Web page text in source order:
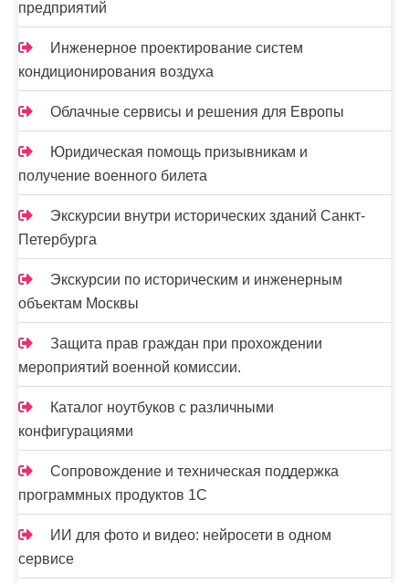
и
с
я
м
предприятий
Инженерное проектирование систем
кондиционирования воздуха
Облачные сервисы и решения для Европы
Юридическая помощь призывникам и
получение военного билета
Экскурсии внутри исторических зданий Санкт-
Петербурга
Экскурсии по историческим и инженерным
объектам Москвы
Защита прав граждан при прохождении
мероприятий военной комиссии.
Каталог ноутбуков с различными
конфигурациями
Сопровождение и техническая поддержка
программных продуктов 1С
ИИ для фото и видео: нейросети в одном
сервисе